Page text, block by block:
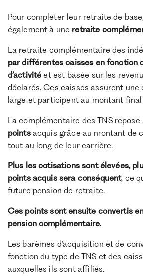
Pour compléter leur retraite de
également à une retraite
La retraite complémentaire des
par différentes caisses en fonction
d’activitéet est basée sur les
déclarés. Ces caisses assurent une
large et participent au montant final
La complémentaire des TNS
pointsacquis grâce au montant de
tout au long de leur carrière.
Plus les cotisations sont élevées,
points acquis sera conséquent, ce
future pension de retraite.
Ces points sont ensuite convertis
pension complémentaire.
Les barèmes d’acquisition et de
fonction du type de TNS et des
auxquelles ils sont affiliés.